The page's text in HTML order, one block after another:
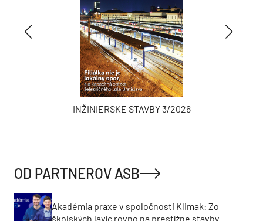
INŽINIERSKE STAVBY 3/2026
OD PARTNEROV ASB
Akadémia praxe v spoločnosti Klimak: Zo
školských lavíc rovno na prestížne stavby